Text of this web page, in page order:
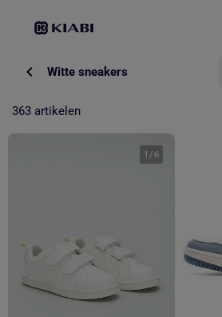
Witte sneakers
363 artikelen
1 / 6